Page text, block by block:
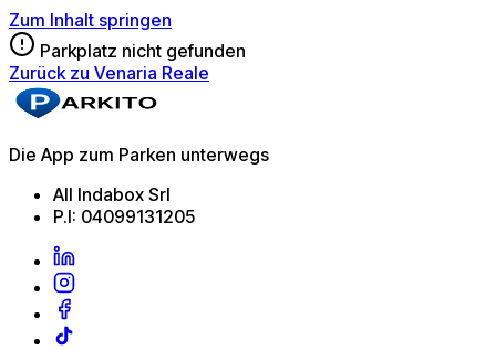
Zum Inhalt springen
Parkplatz nicht gefunden
Zurück zu Venaria Reale
Die App zum Parken unterwegs
All Indabox Srl
P.I: 04099131205